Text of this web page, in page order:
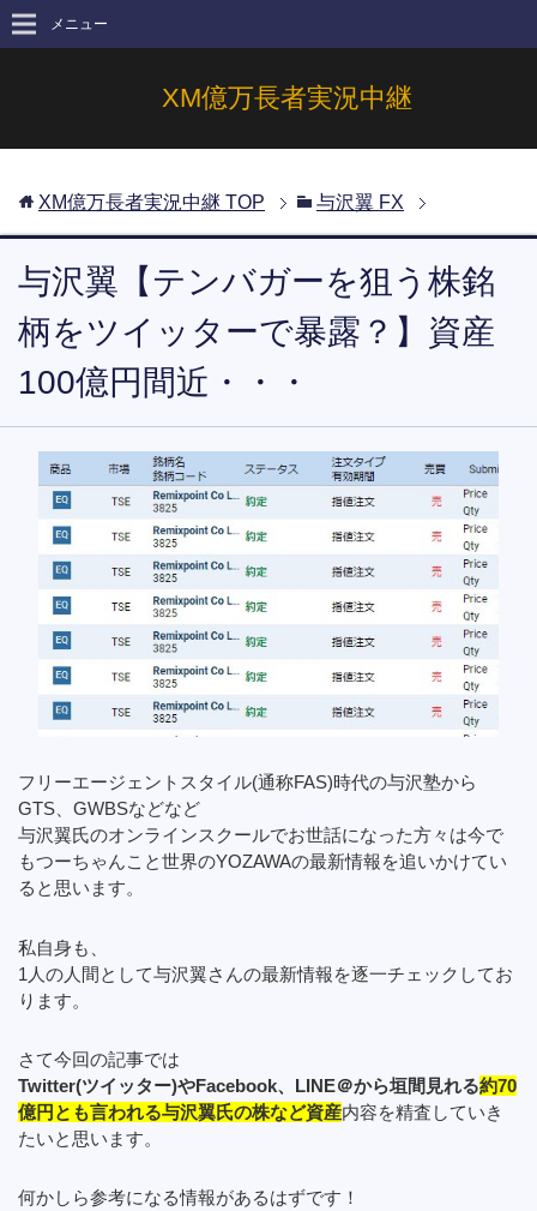
XM億万長者実況中継
メニュー
XM億万長者実況中継 TOP 与沢翼 FX
与沢翼【テンバガーを狙う株銘
柄をツイッターで暴露？】資産
100億円間近・・・
フリーエージェントスタイル(通称FAS)時代の与沢塾から
GTS、GWBSなどなど
与沢翼氏のオンラインスクールでお世話になった方々は今で
もつーちゃんこと世界のYOZAWAの最新情報を追いかけてい
ると思います。
私自身も、
1人の人間として与沢翼さんの最新情報を逐一チェックしてお
ります。
さて今回の記事では
Twitter(ツイッター)やFacebook、LINE＠から垣間見れる約70
億円とも言われる与沢翼氏の株など資産内容を精査していき
たいと思います。
何かしら参考になる情報があるはずです！